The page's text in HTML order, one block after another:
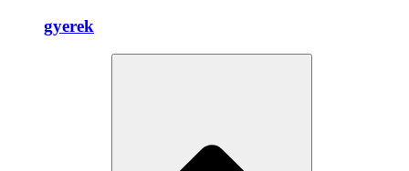
gyerek